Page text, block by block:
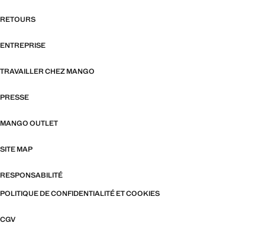
RETOURS
ENTREPRISE
TRAVAILLER CHEZ MANGO
PRESSE
MANGO OUTLET
SITE MAP
RESPONSABILITÉ
POLITIQUE DE CONFIDENTIALITÉ ET COOKIES
CGV